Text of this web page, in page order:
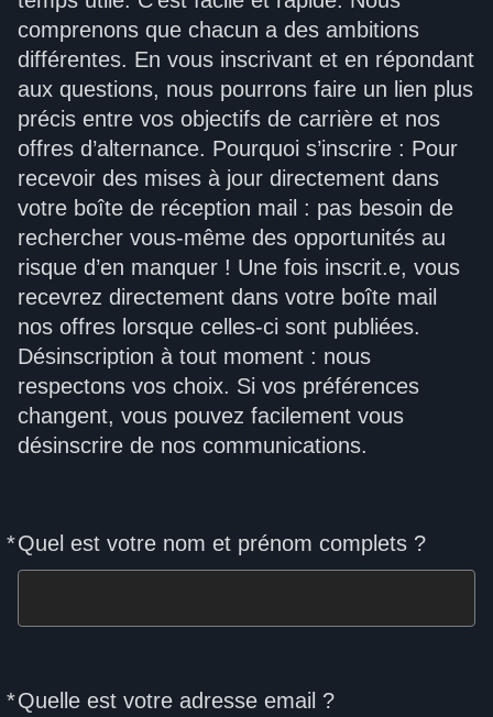
comprenons que chacun a des ambitions
différentes. En vous inscrivant et en répondant
aux questions, nous pourrons faire un lien plus
précis entre vos objectifs de carrière et nos
offres d’alternance. Pourquoi s’inscrire : Pour
recevoir des mises à jour directement dans
votre boîte de réception mail : pas besoin de
rechercher vous-même des opportunités au
risque d’en manquer ! Une fois inscrit.e, vous
recevrez directement dans votre boîte mail
nos offres lorsque celles-ci sont publiées.
Désinscription à tout moment : nous
respectons vos choix. Si vos préférences
changent, vous pouvez facilement vous
désinscrire de nos communications.
*Quel est votre nom et prénom complets ?
Required
*Quelle est votre adresse email ?
Required